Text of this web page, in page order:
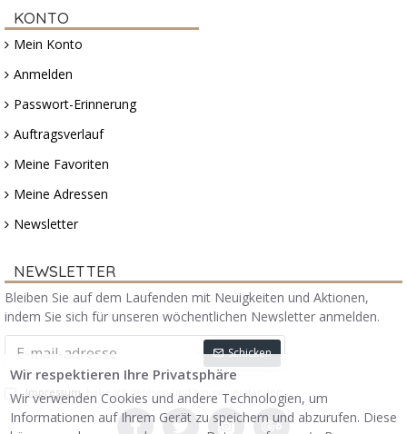
KONTO
Mein Konto
Anmelden
Passwort-Erinnerung
Auftragsverlauf
Meine Favoriten
Meine Adressen
Newsletter
NEWSLETTER
Bleiben Sie auf dem Laufenden mit Neuigkeiten und Aktionen,
indem Sie sich für unseren wöchentlichen Newsletter anmelden.
Schicken
Impressum habe ich gelesen und bin einverstanden.
Wir respektieren Ihre Privatsphäre
Wir verwenden Cookies und andere Technologien, um
Informationen auf Ihrem Gerät zu speichern und abzurufen. Diese